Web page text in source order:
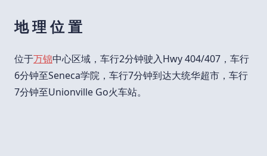
地 理 位 置
位于万锦中心区域，车行2分钟驶入Hwy 404/407，车行
6分钟至Seneca学院，车行7分钟到达大统华超市，车行
7分钟至Unionville Go火车站。